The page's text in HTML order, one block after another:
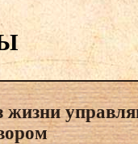
жизни